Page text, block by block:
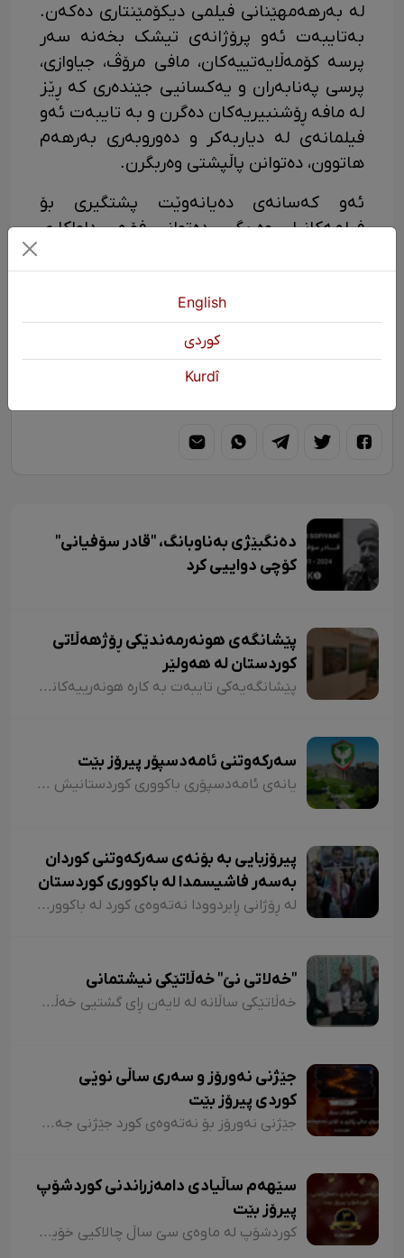
لە بەرهەمهێنانی فیلمی دیکۆمێنتاری دەکەن.
بەتایبەت ئەو پرۆژانەی تیشک بخەنە سەر
پرسە کۆمەڵایەتییەکان، مافی مرۆڤ، جیاوازی،
پرسی پەنابەران و یەکسانیی جێندەری کە ڕێز
لە مافە ڕۆشنبیریەکان دەگرن و بە تایبەت ئەو
فیلمانەی لە دیاربەکر و دەوروبەری بەرهەم
هاتوون، دەتوانن پاڵپشتی وەربگرن.
ئەو کەسانەی دەیانەوێت پشتگیری بۆ
فیلمەکانیان وەربگرن دەتوانن فۆڕمی داواکاری
دەنگبێژی بەناوبانگ، "قادر سۆفیانی"
کۆچی دواییی کرد
پێشانگەی هونەرمەندێکی ڕۆژهەڵاتی
کوردستان لە هەولێر
پێشانگەیەکی تایبەت بە کارە هونەرییەکانی ماشەڵڵا محەممەدی (ئارێز)، هونەرمەندی شێوەکاری خەڵکی ڕۆژهەڵاتی کوردستان، لە هەولێر کرایەوە.
سەرکەوتنی ئامەدسپۆر پیرۆز بێت
یانەی ئامەدسپۆری باکووری کوردستانیش ئەگەرچی لە لایەن شۆڤێنییە دەسەڵاتدارەکانەوە زۆر دژایەتیی کراوە و دژایەتی دەکرێت، بەڵام بە خۆشحاڵییەوە تا ئێستا توانیویەتی بەردەوام ڕێگای سەرکەوتن بەرەو لووتکە بپێوێ و ئێستا بووەتە نوێنەری دەنگی کوردستانییانی هەر چوار پارچەی کوردستان لە گۆڕەپانی وەرزشدا.
پیرۆزبایی بە بۆنەی سەرکەوتنی کوردان
بەسەر فاشیسمدا لە باکووری کوردستان
لە ڕۆژانی ڕابردوودا نەتەوەی کورد لە باکووری کوردستان دوو سەرکەوتنی گەورەی تۆمارکرد. یەکەمیان سەرکەوتنی حزبی کوردستانیی دەم پارتی لە هەڵبژاردنی شارەوانییەکان و بەدەستهێنانی دەسەڵاتی ٨٥ شارەوانی و بە تایبەتیش شارەوانییەکانی ۱۱ گەورەشاری باکووری کوردستان بوو.
"خەلاتی نێ" خەڵاتێکی نیشتمانی
خەڵاتێکی ساڵانە لە لایەن ڕای گشتیی خەڵکێ گەورە دێی "نێ"ی مەریوانەوە دیاری کراوە کە بڕیارە لەمساڵەوە بدریت بە کەسانی هەڵکەوتووی بوارە جیاجیاکان لە دەڤەری مەریواندا.
جێژنی نەورۆز و سەری ساڵی نوێی
کوردی پیرۆز بێت
جێژنی نەورۆز بۆ نەتەوەی کورد جێژنی جەختکردنەوە لەسەر مافە ڕەوانەکانی و وەربیرهێنانەوەی مێژوویەکی درێژ لە خەبات و تێکۆشان بۆ ئازادی و ڕزگارییە و ئاگری گەشی نەورۆز کە لە لایەن نەتەوەی کوردەوە دادەگیرسێ، هێمای هیوا بە دواڕۆژی ڕووناک بۆ نەتەوە و نێشتمانەکەمانە.
سێهەم ساڵیادی دامەزراندنی کوردشۆپ
پیرۆز بێت
کوردشۆپ لە ماوەی سێ ساڵ چالاکیی خۆیادا هەوڵی داوە دەنگ و ڕەنگی هەموو کوردان لە سەرانسەری کوردستان بێ و بە بێ جیاوازی ئاوڕ لە سەرجەم بەشەکانی کوردستان بداتەوە و خەڵکی کوردستان بە مێژوو، جوگرافیا، هونەر، زمان، ئەدەبیات، کەلتوور و کەلەپووری ناوچە جیاوازەکانی کوردستان زیاتر ئاشنا بکات.
English
كوردی
Kurdî